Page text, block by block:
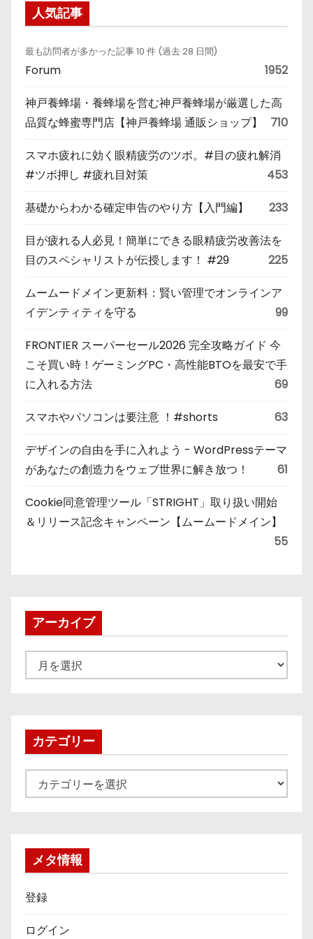
人気記事
最も訪問者が多かった記事 10 件 (過去 28 日間)
Forum 1952
神戸養蜂場・養蜂場を営む神戸養蜂場が厳選した高
品質な蜂蜜専門店【神戸養蜂場 通販ショップ】
710
スマホ疲れに効く眼精疲労のツボ。#目の疲れ解消
#ツボ押し #疲れ目対策
453
基礎からわかる確定申告のやり方【入門編】 233
目が疲れる人必見！簡単にできる眼精疲労改善法を
目のスペシャリストが伝授します！ #29
225
ムームードメイン更新料：賢い管理でオンラインア
イデンティティを守る
99
FRONTIER スーパーセール2026 完全攻略ガイド 今
こそ買い時！ゲーミングPC・高性能BTOを最安で手
に入れる方法
69
スマホやパソコンは要注意 ！#shorts 63
デザインの自由を手に入れよう - WordPressテーマ
があなたの創造力をウェブ世界に解き放つ！
61
Cookie同意管理ツール「STRIGHT」取り扱い開始
＆リリース記念キャンペーン【ムームードメイン】
55
アーカイブ
ー
ブカテゴリー
テ
メタ情報
登録
ログイン